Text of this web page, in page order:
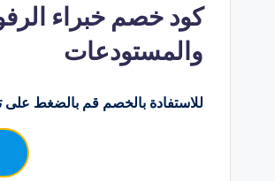
والمستودعات
للاستفادة بالخصم قم بالضغط